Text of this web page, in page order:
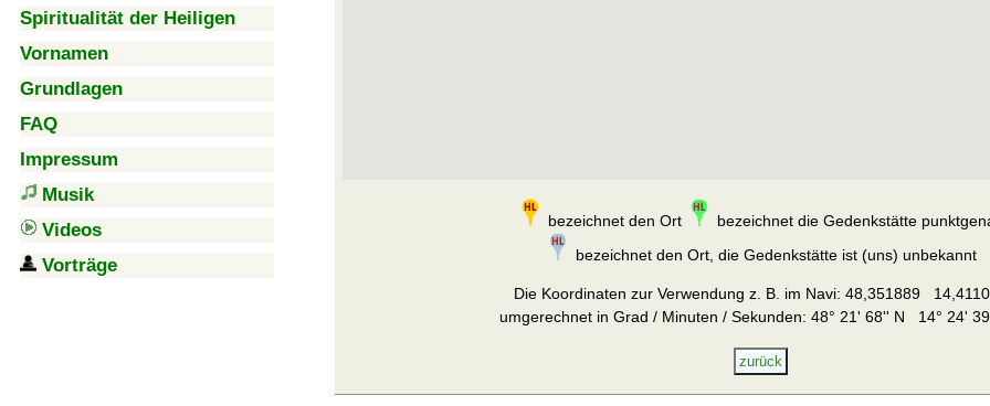
Spiritualität der Heiligen
Vornamen
Grundlagen
FAQ
Impressum
Musik
Videos
Vorträge
bezeichnet den Ort
bezeichnet die Gedenkstätte
bezeichnet den Ort, die Gedenkstätte ist (uns) unbekannt
Die Koordinaten zur Verwendung z. B. im Navi: 48,351889
umgerechnet in Grad / Minuten / Sekunden: 48° 21' 68'' N 14° 24'